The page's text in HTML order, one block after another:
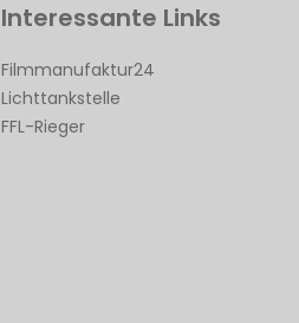
Interessante Links
Filmmanufaktur24
Lichttankstelle
FFL-Rieger